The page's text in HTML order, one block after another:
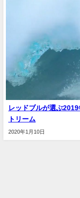
レッドブルが選ぶ
トリーム
2020年1月10日